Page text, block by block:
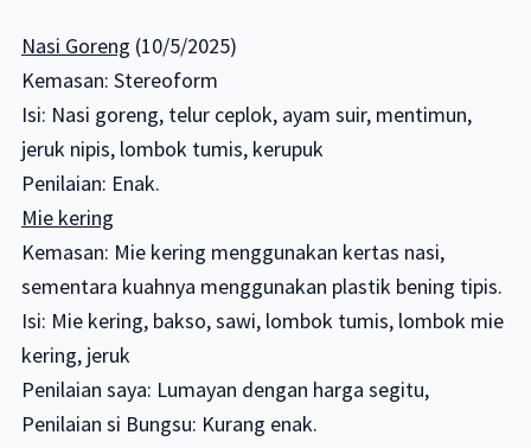
Nasi Goreng (10/5/2025)
Kemasan: Stereoform
Isi: Nasi goreng, telur ceplok, ayam suir, mentimun,
jeruk nipis, lombok tumis, kerupuk
Penilaian: Enak.
Mie kering
Kemasan: Mie kering menggunakan kertas nasi,
sementara kuahnya menggunakan plastik bening tipis.
Isi: Mie kering, bakso, sawi, lombok tumis, lombok mie
kering, jeruk
Penilaian saya: Lumayan dengan harga segitu,
Penilaian si Bungsu: Kurang enak.